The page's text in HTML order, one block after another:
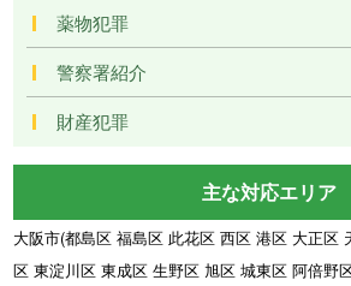
薬物犯罪
警察署紹介
財産犯罪
主な対応エリア
大阪市(都島区 福島区 此花区 西区 港区 大正区
区 東淀川区 東成区 生野区 旭区 城東区 阿倍野